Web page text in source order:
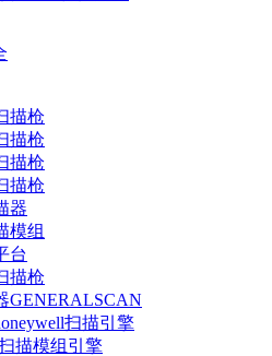
描枪
描枪
描枪
描枪
器
模组
台
描枪
GENERALSCAN
扫描引擎
描模组引擎